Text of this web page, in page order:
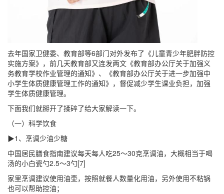
去年国家卫健委、教育部等6部门对外发布了《儿童青少年肥胖防控
实施方案》，前几天教育部又连发两文《教育部办公厅关于加强义
务教育学校作业管理的通知》、《教育部办公厅关于进一步加强中
小学生体质健康管理工作的通知》，督促减少学生课业负担，加强
学生体质健康管理。
下面我们就掰开了揉碎了给大家解读一下。
（一）科学饮食
▶1、烹调少油少糖
中国居民膳食指南建议每天每人吃25～30克烹调油，大概相当于喝
汤的小白瓷勺2.5～3勺[7]
家里烹调建议使用油壶，按照就餐人数量化用油，另外使用不粘锅
也可以帮助控油；